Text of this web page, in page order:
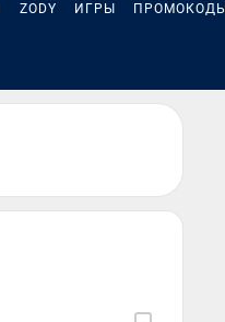
ZODY ИГРЫ ПРОМОКОДЫ